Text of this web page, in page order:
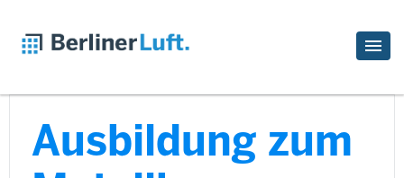
Ausbildung zum